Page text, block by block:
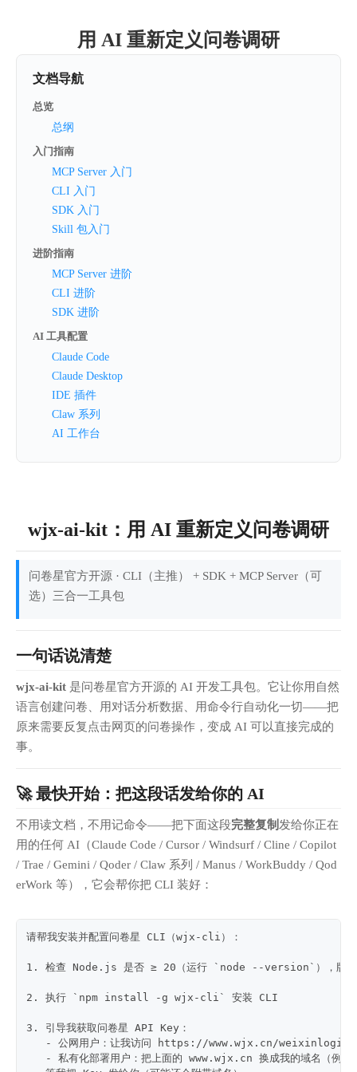
用 AI 重新定义问卷调研
文档导航
总览
总纲
入门指南
MCP Server 入门
CLI 入门
SDK 入门
Skill 包入门
进阶指南
MCP Server 进阶
CLI 进阶
SDK 进阶
AI 工具配置
Claude Code
Claude Desktop
IDE 插件
Claw 系列
AI 工作台
wjx-ai-kit：用 AI 重新定义问卷调研
问卷星官方开源 · CLI（主推） + SDK + MCP Server（可
选）三合一工具包
一句话说清楚
wjx-ai-kit 是问卷星官方开源的 AI 开发工具包。它让你用自然
语言创建问卷、用对话分析数据、用命令行自动化一切——把
原来需要反复点击网页的问卷操作，变成 AI 可以直接完成的
事。
🚀 最快开始：把这段话发给你的 AI
不用读文档，不用记命令——把下面这段完整复制 发给你正在
用的任何 AI（Claude Code / Cursor / Windsurf / Cline / Copilot
/ Trae / Gemini / Qoder / Claw 系列 / Manus / WorkBuddy / Qod
erWork 等），它会帮你把 CLI 装好：
请帮我安装并配置问卷星 CLI（wjx-cli）：
1. 检查 Node.js 是否 ≥ 20（运行 `node --version`），版
2. 执行 `npm install -g wjx-cli` 安装 CLI
3. 引导我获取问卷星 API Key：
- 公网用户：让我访问 https://www.wjx.cn/
- 私有化部署用户：把上面的 www.wjx.cn 换成我的域名（例